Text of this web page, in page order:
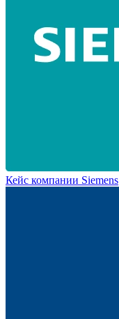
Кейс компании Siemens